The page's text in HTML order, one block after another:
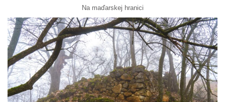
Na maďarskej hranici